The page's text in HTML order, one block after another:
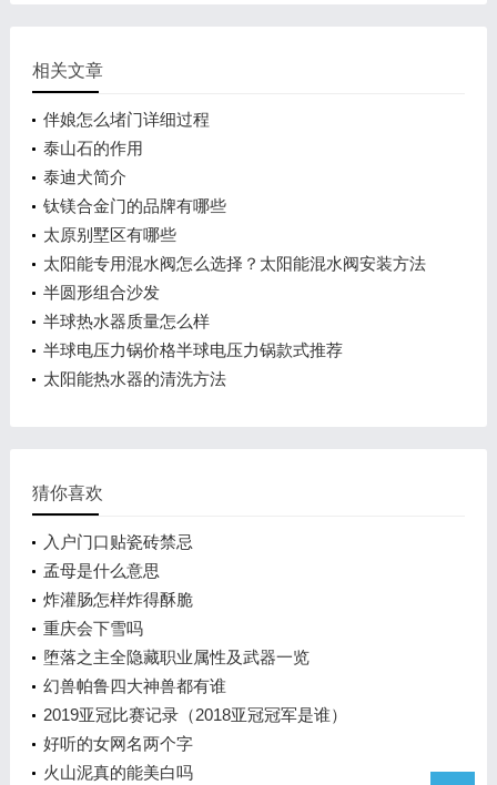
相关文章
伴娘怎么堵门详细过程
泰山石的作用
泰迪犬简介
钛镁合金门的品牌有哪些
太原别墅区有哪些
太阳能专用混水阀怎么选择？太阳能混水阀安装方法
介绍
半圆形组合沙发
半球热水器质量怎么样
半球电压力锅价格半球电压力锅款式推荐
太阳能热水器的清洗方法
猜你喜欢
入户门口贴瓷砖禁忌
孟母是什么意思
炸灌肠怎样炸得酥脆
重庆会下雪吗
堕落之主全隐藏职业属性及武器一览
幻兽帕鲁四大神兽都有谁
2019亚冠比赛记录（2018亚冠冠军是谁）
好听的女网名两个字
火山泥真的能美白吗